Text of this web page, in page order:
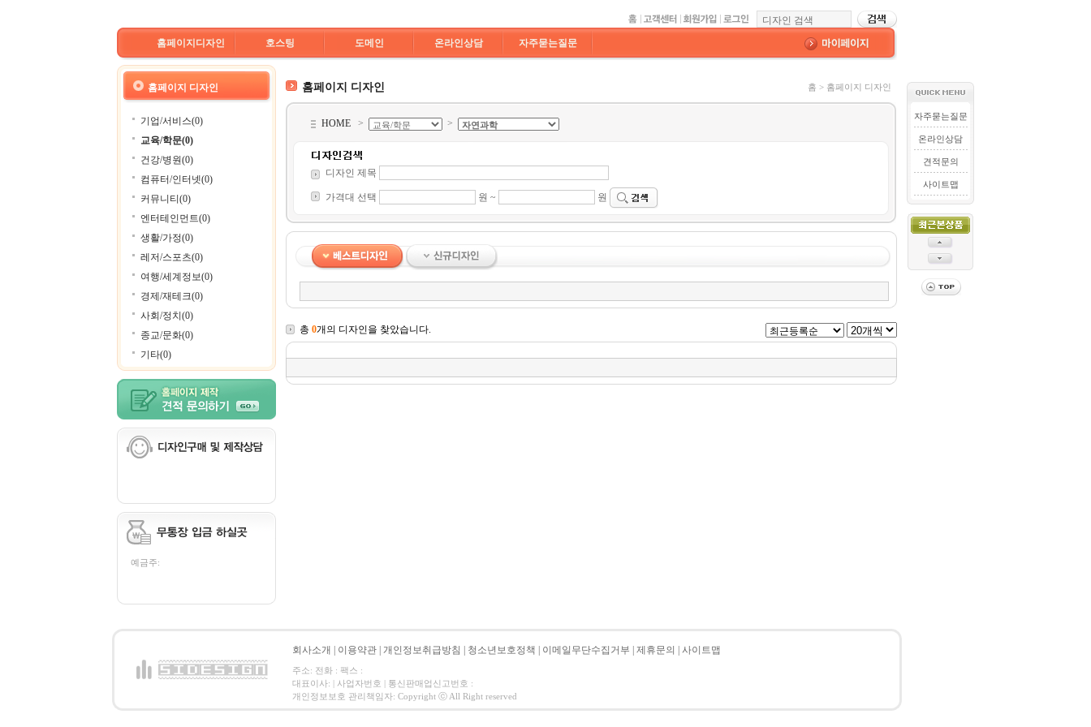
홈페이지디자인 호스팅 도메인 온라인상담 자주묻는질문
홈페이지 디자인
기업/서비스(0)
교육/학문(0)
건강/병원(0)
컴퓨터/인터넷(0)
커뮤니티(0)
엔터테인먼트(0)
생활/가정(0)
레저/스포츠(0)
여행/세계정보(0)
경제/재테크(0)
사회/정치(0)
종교/문화(0)
기타(0)
예금주:
홈페이지 디자인 홈 > 홈페이지 디자인
HOME > >
디자인 제목
가격대 선택 원 ~ 원
총 0개의 디자인을 찾았습니다.
자주묻는질문
온라인상담
견적문의
사이트맵
회사소개 이용약관 개인정보취급방침 청소년보호정책 이메일무단수집거부 제휴문의 사이트맵
주소: 전화 : 팩스 :
대표이사: | 사업자번호 | 통신판매업신고번호 :
개인정보보호 관리책임자: Copyright ⓒ All Right reserved